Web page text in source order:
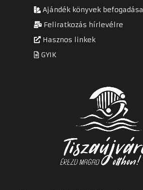
Ajándék könyvek befogadása
Feliratkozás hírlevélre
Hasznos linkek
GYIK